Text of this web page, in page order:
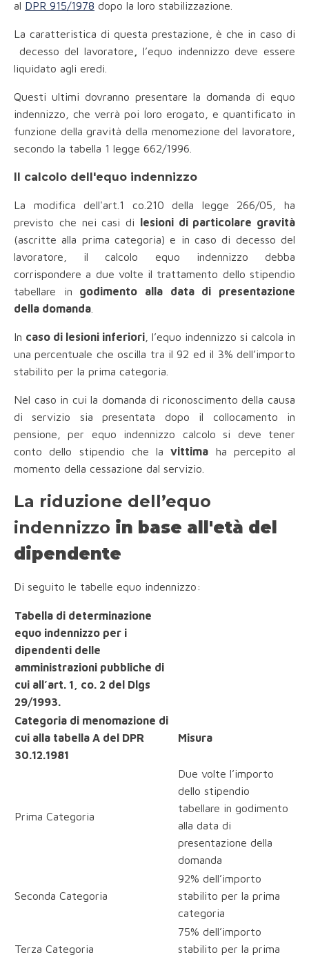
al DPR 915/1978 dopo la loro stabilizzazione.
La caratteristica di questa prestazione, è che in caso di
decesso del lavoratore
l’equo indennizzo deve essere
liquidato agli eredi.
Questi ultimi dovranno presentare la domanda di equo
indennizzo, che verrà poi loro erogato, e quantificato in
funzione della gravità della menomezione del lavoratore,
secondo la tabella 1 legge 662/1996.
Il calcolo dell'equo indennizzo
La modifica dell'art.1 co.210 della legge 266/05, ha
previsto che nei casi di lesioni di particolare gravità
(ascritte alla prima categoria) e in caso di decesso del
lavoratore, il calcolo equo indennizzo debba
corrispondere a due volte il trattamento dello stipendio
tabellare in godimento alla data di presentazione
della domanda
In caso di lesioni inferiori , l’equo indennizzo si calcola in
una percentuale che oscilla tra il 92 ed il 3% dell’importo
stabilito per la prima categoria.
Nel caso in cui la domanda di riconoscimento della causa
di servizio sia presentata dopo il collocamento in
pensione, per equo indennizzo calcolo si deve tener
conto dello stipendio che lavittima ha percepito al
momento della cessazione dal servizio.
La riduzione dell’equo
indennizzo in base all'età del
dipendente
Di seguito le tabelle equo indennizzo:
Tabella di determinazione
equo indennizzo per i
dipendenti delle
amministrazioni pubbliche di
cui all’art. 1, co. 2 del Dlgs
29/1993.
Categoria di menomazione di
cui alla tabella A del DPR
30.12.1981
Misura
Prima Categoria
Due volte l’importo
dello stipendio
tabellare in godimento
alla data di
presentazione della
domanda
Seconda Categoria
92% dell’importo
stabilito per la prima
categoria
Terza Categoria
75% dell’importo
stabilito per la prima